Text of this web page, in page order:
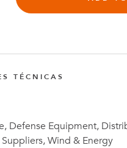
TÉCNICAS
Defense Equipment,
Wind & Energy